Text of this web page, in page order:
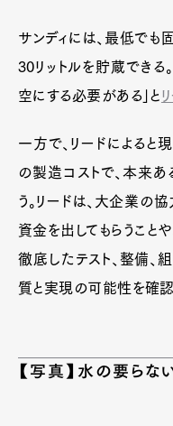
サンディには、最低で
30リットルを貯蔵できる
空にする必要がある」と
一方で、リードによる
の製造コストで、本来
う。リードは、大企業の
資金を出してもらうこと
徹底したテスト、整備
質と実現の可能性を確認
【写真】水の要らな